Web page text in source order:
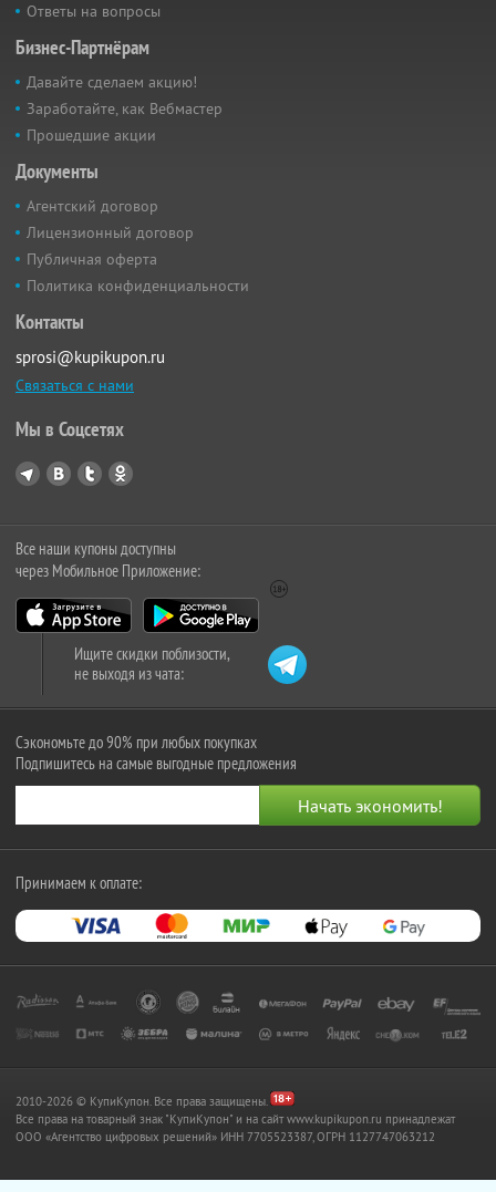
Ответы на вопросы
Бизнес-Партнёрам
Давайте сделаем акцию!
Заработайте, как Вебмастер
Прошедшие акции
Документы
Агентский договор
Лицензионный договор
Публичная оферта
Политика конфиденциальности
Контакты
sprosi@kupikupon.ru
Связаться с нами
Мы в Соцсетях
Все наши купоны доступны
через Мобильное Приложение:
Ищите скидки поблизости,
не выходя из чата:
Сэкономьте до 90% при любых покупках
Подпишитесь на самые выгодные предложения
Принимаем к оплате:
2010-2026 © КупиКупон. Все права защищены.
Все права на товарный знак "КупиКупон" и на сайт www.kupikupon.ru принадлежат
OOO «Агентство цифровых решений» ИНН 7705523387, ОГРН 1127747063212